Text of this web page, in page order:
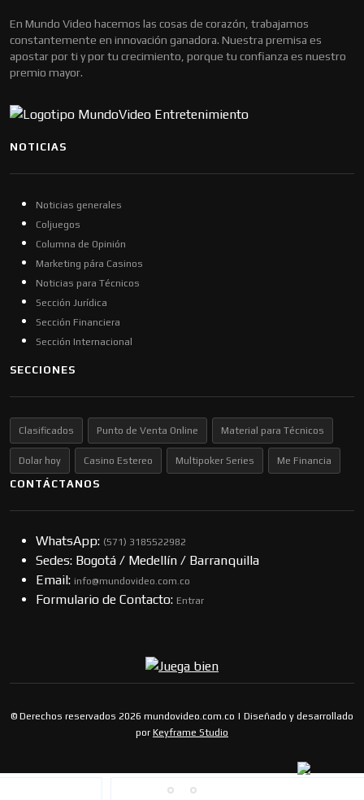
En Mundo Video hacemos las cosas de corazón, trabajamos
constantemente en innovación ganadora. Nuestra premisa es
apostar por ti y por tu crecimiento, porque tu confianza es nuestro
premio mayor.
NOTICIAS
Noticias generales
Coljuegos
Columna de Opinión
Marketing pára Casinos
Noticias para Técnicos
Sección Jurídica
Sección Financiera
Sección Internacional
SECCIONES
Clasificados Punto de Venta Online Material para Técnicos
Dolar hoy Casino Estereo Multipoker Series Me Financia
CONTÁCTANOS
WhatsApp: (57​​1) 3185522982
Sedes: Bogotá / Medellín / Barranquilla
Email: info@mundovideo.com.co
Formulario de Contacto: Entrar
© Derechos reservados 2026 mundovideo.com.co | Diseñado y desarrollado
por Keyframe Studio